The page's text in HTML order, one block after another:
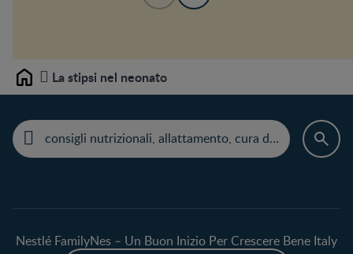
Home La stipsi nel neonato
Nestlé FamilyNes – Un Buon Inizio Per Crescere Bene Italy